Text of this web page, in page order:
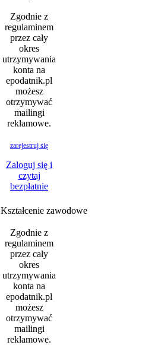
Zgodnie z
regulaminem
przez cały
okres
utrzymywania
konta na
epodatnik.pl
możesz
otrzymywać
mailingi
reklamowe.
zarejestruj się
Zaloguj się i
czytaj
bezpłatnie
Kształcenie zawodowe
Zgodnie z
regulaminem
przez cały
okres
utrzymywania
konta na
epodatnik.pl
możesz
otrzymywać
mailingi
reklamowe.